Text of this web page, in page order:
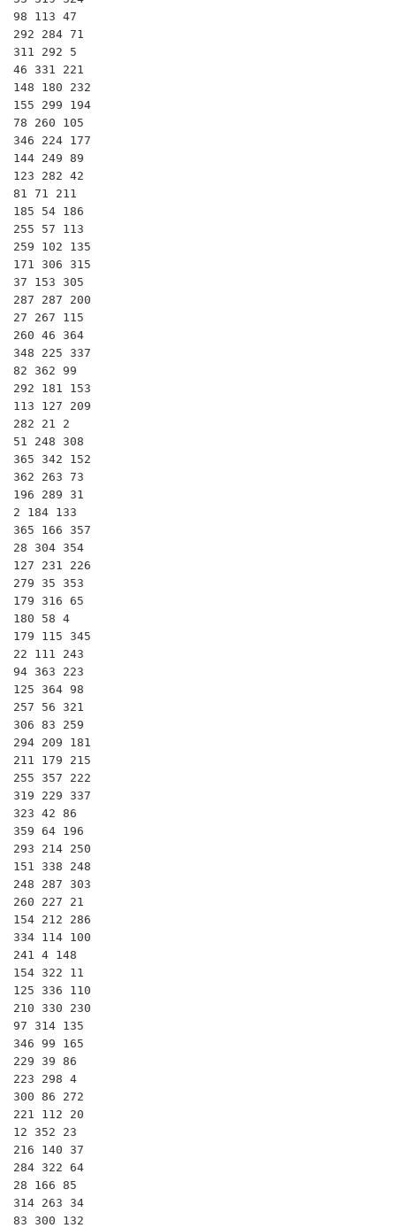
98 113 47
292 284 71
311 292 5
46 331 221
148 180 232
155 299 194
78 260 105
346 224 177
144 249 89
123 282 42
81 71 211
185 54 186
255 57 113
259 102 135
171 306 315
37 153 305
287 287 200
27 267 115
260 46 364
348 225 337
82 362 99
292 181 153
113 127 209
282 21 2
51 248 308
365 342 152
362 263 73
196 289 31
2 184 133
365 166 357
28 304 354
127 231 226
279 35 353
179 316 65
180 58 4
179 115 345
22 111 243
94 363 223
125 364 98
257 56 321
306 83 259
294 209 181
211 179 215
255 357 222
319 229 337
323 42 86
359 64 196
293 214 250
151 338 248
248 287 303
260 227 21
154 212 286
334 114 100
241 4 148
154 322 11
125 336 110
210 330 230
97 314 135
346 99 165
229 39 86
223 298 4
300 86 272
221 112 20
12 352 23
216 140 37
284 322 64
28 166 85
314 263 34
83 300 132